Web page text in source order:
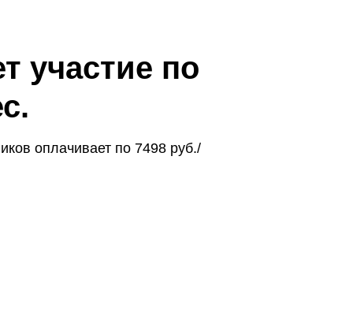
участие по
оплачивает по 7498 руб./